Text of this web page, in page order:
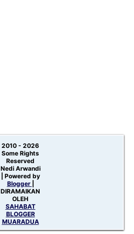
2010 - 2026
Some Rights
Reserved
Nedi Arwandi
| Powered by
Blogger
DIRAMAIKAN
OLEH
SAHABAT
BLOGGER
MUARADUA